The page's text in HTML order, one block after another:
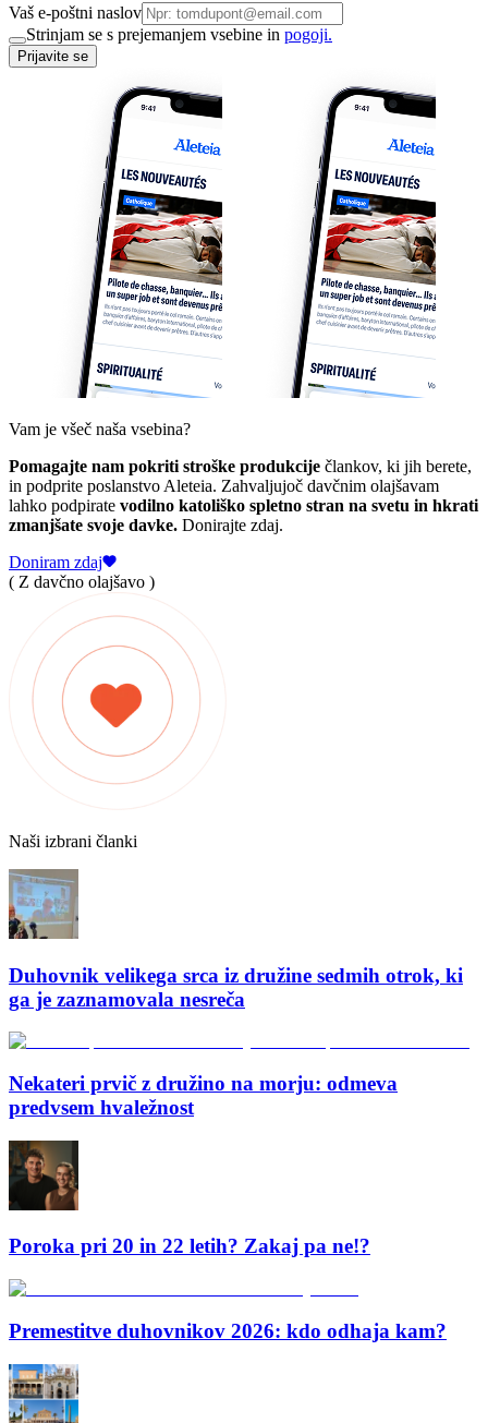
Vaš e-poštni naslov
Strinjam se s prejemanjem vsebine in pogoji.
Prijavite se
Vam je všeč naša vsebina?
Pomagajte nam pokriti stroške produkcije člankov, ki jih berete,
in podprite poslanstvo Aleteia. Zahvaljujoč davčnim olajšavam
lahko podpirate vodilno katoliško spletno stran na svetu in hkrati
zmanjšate svoje davke. Donirajte zdaj.
Doniram zdaj
( Z davčno olajšavo )
Naši izbrani članki
Duhovnik velikega srca iz družine sedmih otrok, ki
ga je zaznamovala nesreča
Nekateri prvič z družino na morju: odmeva
predvsem hvaležnost
Poroka pri 20 in 22 letih? Zakaj pa ne!?
Premestitve duhovnikov 2026: kdo odhaja kam?